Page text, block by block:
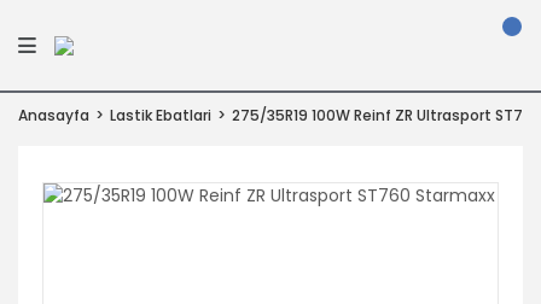
Anasayfa Lastik Ebatlari 275/35R19 100W Reinf ZR Ultrasport